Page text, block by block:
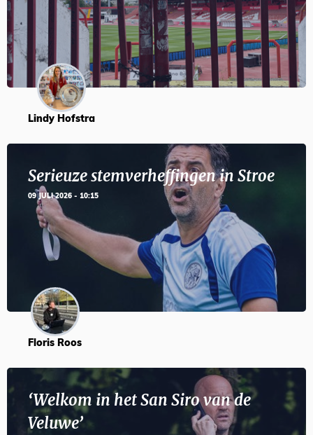
Lindy Hofstra
Serieuze stemverheffingen in Stroe
09 JULI 2026 - 10:15
Floris Roos
‘Welkom in het San Siro van de
Veluwe’